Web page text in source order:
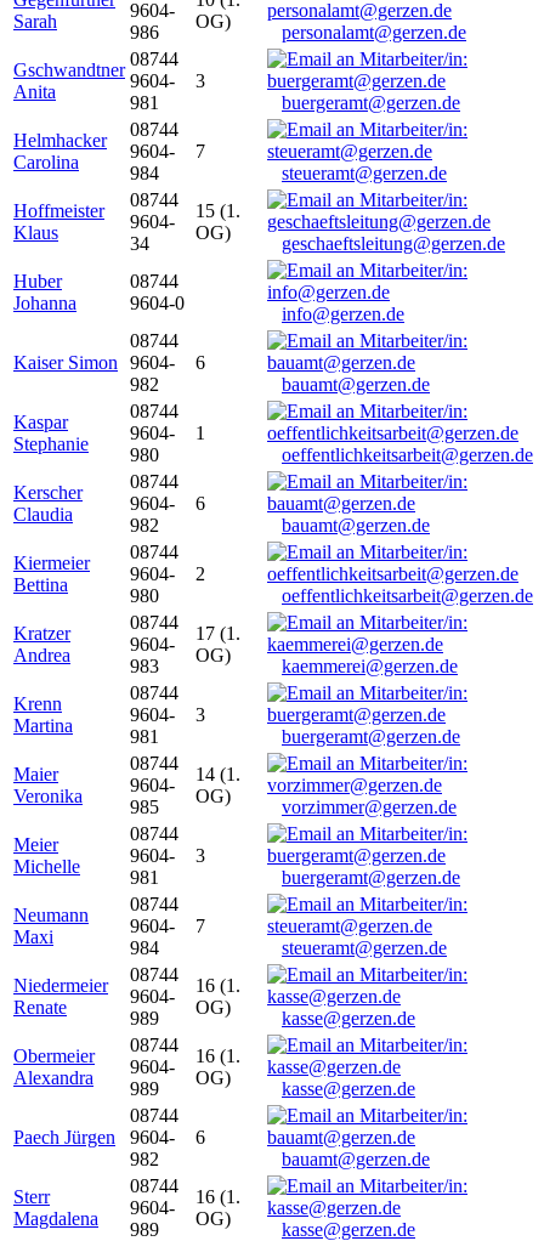
Sarah
9604-
986
OG)
personalamt@gerzen.de
Gschwandtner
Anita
08744
9604-
981
3
buergeramt@gerzen.de
Helmhacker
Carolina
08744
9604-
984
7
steueramt@gerzen.de
Hoffmeister
Klaus
08744
9604-
34
15 (1.
OG)
geschaeftsleitung@gerzen.de
Huber
Johanna
08744
9604-0
info@gerzen.de
Kaiser Simon
08744
9604-
982
6
bauamt@gerzen.de
Kaspar
Stephanie
08744
9604-
980
1
oeffentlichkeitsarbeit@gerzen.de
Kerscher
Claudia
08744
9604-
982
6
bauamt@gerzen.de
Kiermeier
Bettina
08744
9604-
980
2
oeffentlichkeitsarbeit@gerzen.de
Kratzer
Andrea
08744
9604-
983
17 (1.
OG)
kaemmerei@gerzen.de
Krenn
Martina
08744
9604-
981
3
buergeramt@gerzen.de
Maier
Veronika
08744
9604-
985
14 (1.
OG)
vorzimmer@gerzen.de
Meier
Michelle
08744
9604-
981
3
buergeramt@gerzen.de
Neumann
Maxi
08744
9604-
984
7
steueramt@gerzen.de
Niedermeier
Renate
08744
9604-
989
16 (1.
OG)
kasse@gerzen.de
Obermeier
Alexandra
08744
9604-
989
16 (1.
OG)
kasse@gerzen.de
Paech Jürgen
08744
9604-
982
6
bauamt@gerzen.de
Sterr
Magdalena
08744
9604-
989
16 (1.
OG)
kasse@gerzen.de